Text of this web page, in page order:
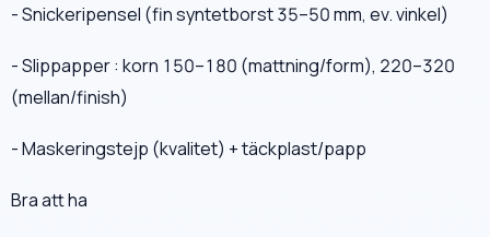
- Snickeripensel (fin syntetborst 35–50 mm, ev. vinkel)
- Slippapper : korn 150–180 (mattning/form), 220–320
(mellan/finish)
- Maskeringstejp (kvalitet) + täckplast/papp
Bra att ha